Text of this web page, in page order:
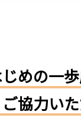
めの一
協力い